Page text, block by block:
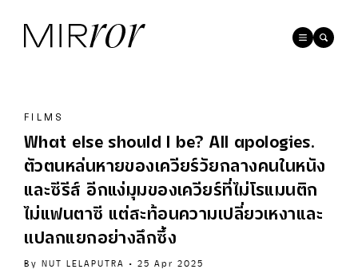
FILMS
What else should I be? All apologies.
ตัวตนหล่นหายของเควียร์วัยกลางคนในหนัง
และซีรีส์ อีกแง่มุมของเควียร์ที่ไม่โรแมนติก
ไม่แฟนตาซี แต่สะท้อนความเปลี่ยวเหงาและ
เเปลกแยกอย่างลึกซึ้ง
By NUT LELAPUTRA • 25 Apr 2025